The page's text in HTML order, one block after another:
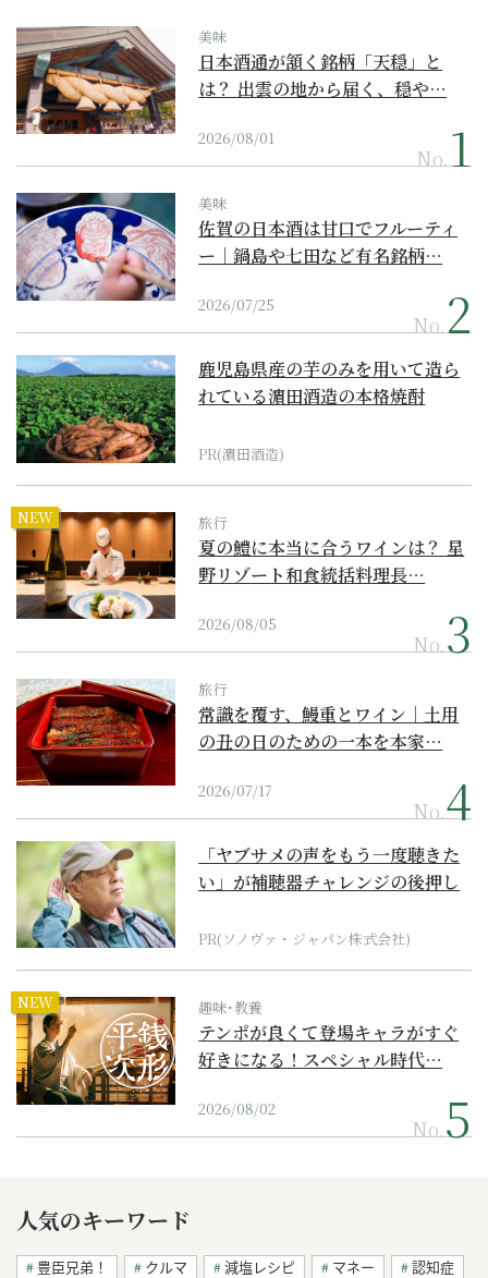
美味
日本酒通が頷く銘柄「天穏」と
は？ 出雲の地から届く、穏や…
2026/08/01
No.
美味
佐賀の日本酒は甘口でフルーティ
ー｜鍋島や七田など有名銘柄…
2026/07/25
No.
鹿児島県産の芋のみを用いて造ら
れている濵田酒造の本格焼酎
PR(濵田酒造)
NEW 旅行
夏の鱧に本当に合うワインは？ 星
野リゾート和食統括料理長…
2026/08/05
No.
旅行
常識を覆す、鰻重とワイン｜土用
の丑の日のための一本を本家…
2026/07/17
No.
「ヤブサメの声をもう一度聴きた
い」が補聴器チャレンジの後押し
PR(ソノヴァ・ジャパン株式会社)
NEW 趣味･教養
テンポが良くて登場キャラがすぐ
好きになる！スペシャル時代…
2026/08/02
No.
人気のキーワード
豊臣兄弟！ クルマ 減塩レシピ マネー 認知症